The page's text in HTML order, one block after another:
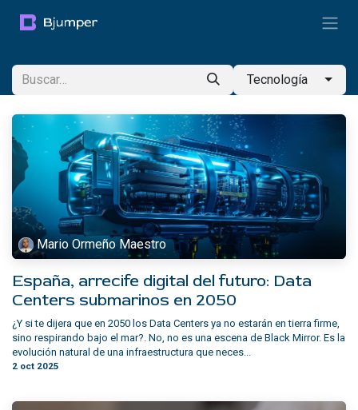
Tecnología
Mario Ormeño Maestro
España, arrecife digital del futuro: Data
Centers submarinos en 2050
¿Y si te dijera que en 2050 los Data Centers ya no estarán en tierra firme,
sino respirando bajo el mar?. No, no es una escena de Black Mirror. Es la
evolución natural de una infraestructura que neces...
2 oct 2025